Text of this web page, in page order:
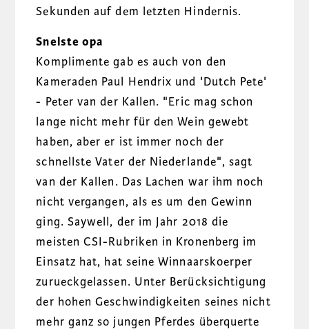
Sekunden auf dem letzten Hindernis.
Snelste opa
Komplimente gab es auch von den
Kameraden Paul Hendrix und 'Dutch Pete'
- Peter van der Kallen. "Eric mag schon
lange nicht mehr für den Wein gewebt
haben, aber er ist immer noch der
schnellste Vater der Niederlande", sagt
van der Kallen. Das Lachen war ihm noch
nicht vergangen, als es um den Gewinn
ging. Saywell, der im Jahr 2018 die
meisten CSI-Rubriken in Kronenberg im
Einsatz hat, hat seine Winnaarskoerper
zurueckgelassen. Unter Berücksichtigung
der hohen Geschwindigkeiten seines nicht
mehr ganz so jungen Pferdes überquerte